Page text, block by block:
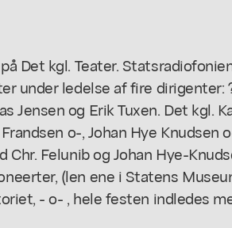
Det kgl. Teater.
under ledelse af fire dirigenter:
Jensen og Erik Tuxen. Det kgl.
o-, Johan Hye Knudsen
Chr. Felunib og Johan Hye-
(len ene i Statens
- o- , hele festen indledes